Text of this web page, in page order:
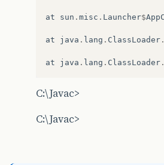
at sun . misc . Launcher$
at java . lang . ClassLoader .
at java . lang . ClassLoader .
C:\Javac>
C:\Javac>